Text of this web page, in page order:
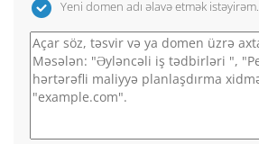
Yeni domen adı əlavə etmək istəyirəm.